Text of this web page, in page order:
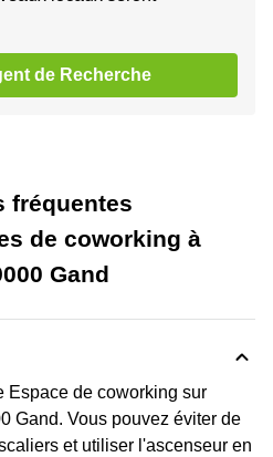
de Recherche
fréquentes
de coworking à
Gand
Espace de coworking sur
Gand. Vous pouvez éviter de
et utiliser l'ascenseur en